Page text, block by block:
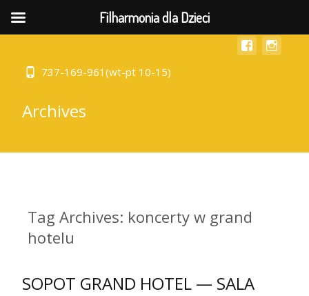
737-169-961(wt-pt 10-15)
Archives
Tag Archives: koncerty w grand
hotelu
SOPOT GRAND HOTEL — SALA
Filharmonia dla Dzieci